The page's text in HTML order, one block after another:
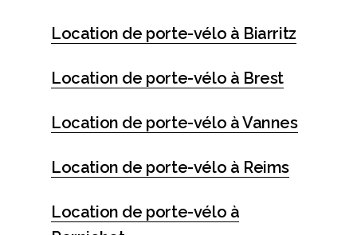
Location de porte-vélo à Biarritz
Location de porte-vélo à Brest
Location de porte-vélo à Vannes
Location de porte-vélo à Reims
Location de porte-vélo à